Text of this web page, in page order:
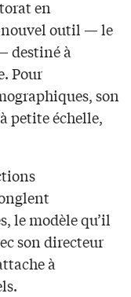
en
nouvel outil — le
destiné à
Pour
son
petite échelle,
le modèle qu’il
son directeur
à